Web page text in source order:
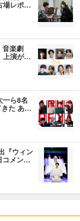
場レポ…
楽劇
上演が…
一ら8名
きた あ…
『ウィン
コメン…